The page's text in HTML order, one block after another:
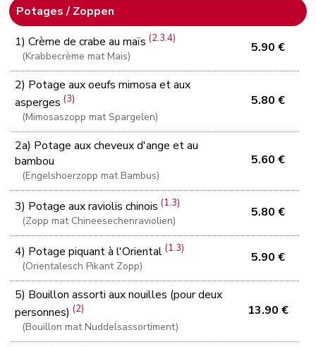
Potages / Zoppen
1) Crème de crabe au maïs(2.3.4)
(Krabbecrème mat Mais)
5.90 €
2) Potage aux oeufs mimosa et aux
asperges(3)
(Mimosaszopp mat Spargelen)
5.80 €
2a) Potage aux cheveux d'ange et au
bambou
(Engelshoerzopp mat Bambus)
5.60 €
3) Potage aux raviolis chinois(1.3)
(Zopp mat Chineesechenraviolien)
5.80 €
4) Potage piquant à l'Oriental(1.3)
(Orientalesch Pikant Zopp)
5.90 €
5) Bouillon assorti aux nouilles (pour deux
personnes)(2)
(Bouillon mat Nuddelsassortiment)
13.90 €